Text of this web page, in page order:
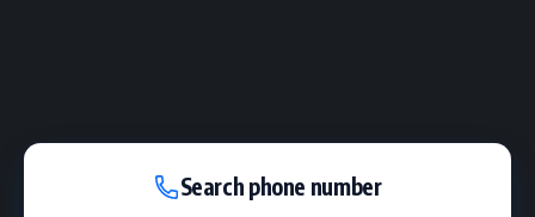
Search phone number